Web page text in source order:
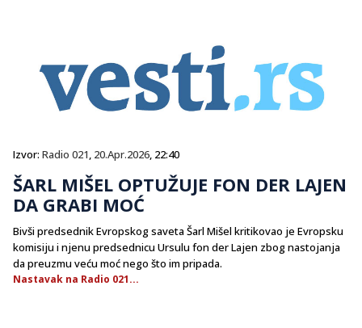
Izvor: Radio 021, 20.Apr.2026, 22:40
ŠARL MIŠEL OPTUŽUJE FON DER LAJEN
DA GRABI MOĆ
Bivši predsednik Evropskog saveta Šarl Mišel kritikovao je Evropsku
komisiju i njenu predsednicu Ursulu fon der Lajen zbog nastojanja
da preuzmu veću moć nego što im pripada.
Nastavak na Radio 021...